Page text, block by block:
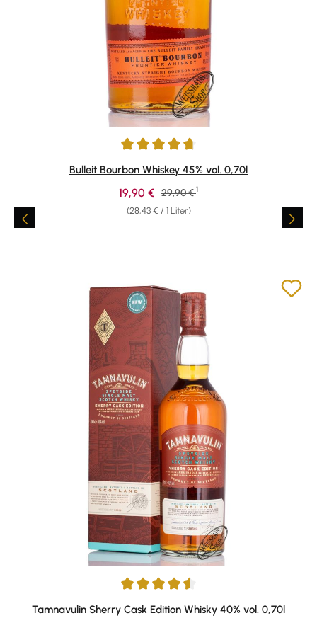
Durchschnittliche Bewertung von 4.69 von 5 Sternen
Bulleit Bourbon Whiskey 45% vol. 0,70l
(28,43 € / 1 Liter)
Verkaufspreis:
19,90 € Regulärer Preis:
29,90 € 1
Durchschnittliche Bewertung von 4.52 von 5 Sternen
Tamnavulin Sherry Cask Edition Whisky 40% vol. 0,70l